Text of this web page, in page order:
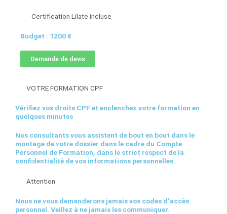
Certification Lilate incluse
Budget : 1200 €
Demande de devis
VOTRE FORMATION CPF
Vérifiez vos droits CPF et enclenchez votre formation en
quelques minutes
Nos consultants vous assistent de bout en bout dans le
montage de votre dossier dans le cadre du Compte
Personnel de Formation, dans le strict respect de la
confidentialité de vos informations personnelles.
Attention
Nous ne vous demanderons jamais vos codes d’accès
personnel. Veillez à ne jamais les communiquer.